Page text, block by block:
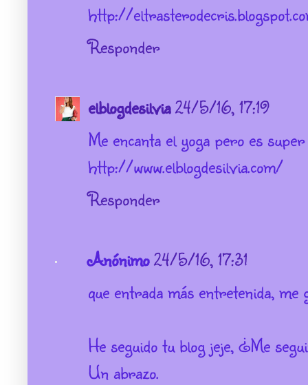
http://
Responder
elblogdesilvia24/5/16, 17:19
Me encanta el yoga pero es
http://www.elblogdesilvia.com/
Responder
Anónimo24/5/16, 17:31
que entrada más entretenida, me
He seguido tu blog jeje, ¿Me
Un abrazo.